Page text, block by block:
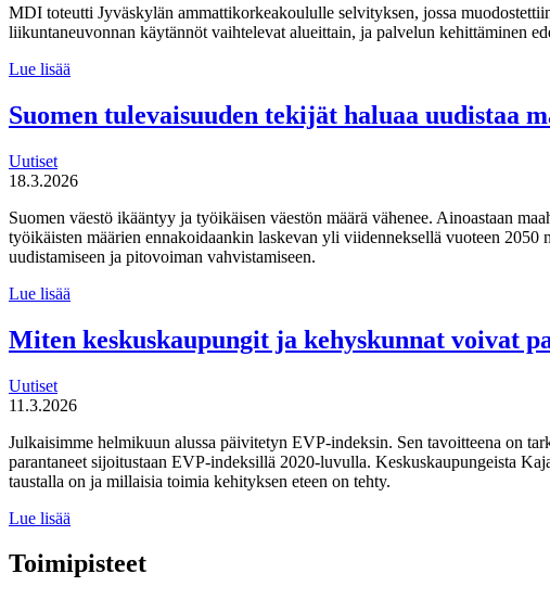
MDI toteutti Jyväskylän ammattikorkeakoululle selvityksen, jossa
liikuntaneuvonnan käytännöt vaihtelevat alueittain, ja palvelun kehittäminen
Lue lisää
liikuntaneuvontapalvelun
kirjaamisen,
seurannan
Suomen tulevaisuuden tekijät haluaa uudistaa
Uutiset
18.3.2026
Suomen väestö ikääntyy ja työikäisen väestön määrä vähenee. Ainoastaan
työikäisten määrien ennakoidaankin laskevan yli viidenneksellä vuoteen
uudistamiseen ja pitovoiman vahvistamiseen.
Lue lisää
tekijät haluaa
uudistaa
Miten keskuskaupungit ja kehyskunnat voivat
Uutiset
11.3.2026
Julkaisimme helmikuun alussa päivitetyn EVP-indeksin. Sen tavoitteena on
parantaneet sijoitustaan EVP-indeksillä 2020-luvulla. Keskuskaupungeista
taustalla on ja millaisia toimia kehityksen eteen on tehty.
Lue lisää
ja
kehyskunnat
Toimipisteet